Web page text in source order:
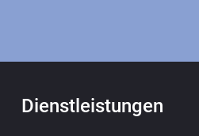
Dienstleistungen